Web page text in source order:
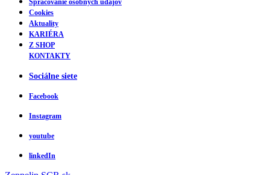
Cookies
Aktuality
KARIÉRA
Z SHOP
KONTAKTY
Sociálne siete
Facebook
Instagram
youtube
linkedIn